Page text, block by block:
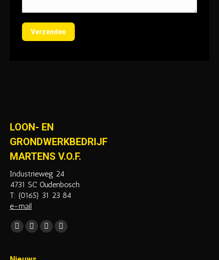
Verzenden
LOON- EN
GRONDWERKBEDRIJF
MARTENS V.O.F.
Industrieweg 24
4731 SC Oudenbosch
T: (0165) 31 23 84
e-mail
Vind ons op:
Facebook
opens
YouTube
opens
Mail Website